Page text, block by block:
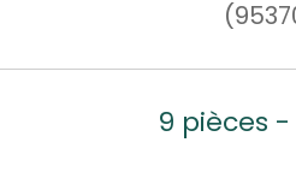
9 pièces -